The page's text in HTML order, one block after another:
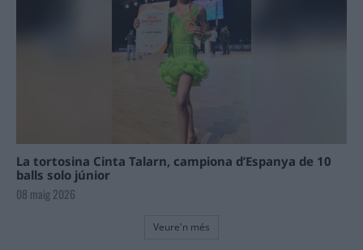
La tortosina Cinta Talarn, campiona d’Espanya de 10
balls solo júnior
08 maig 2026
Veure'n més